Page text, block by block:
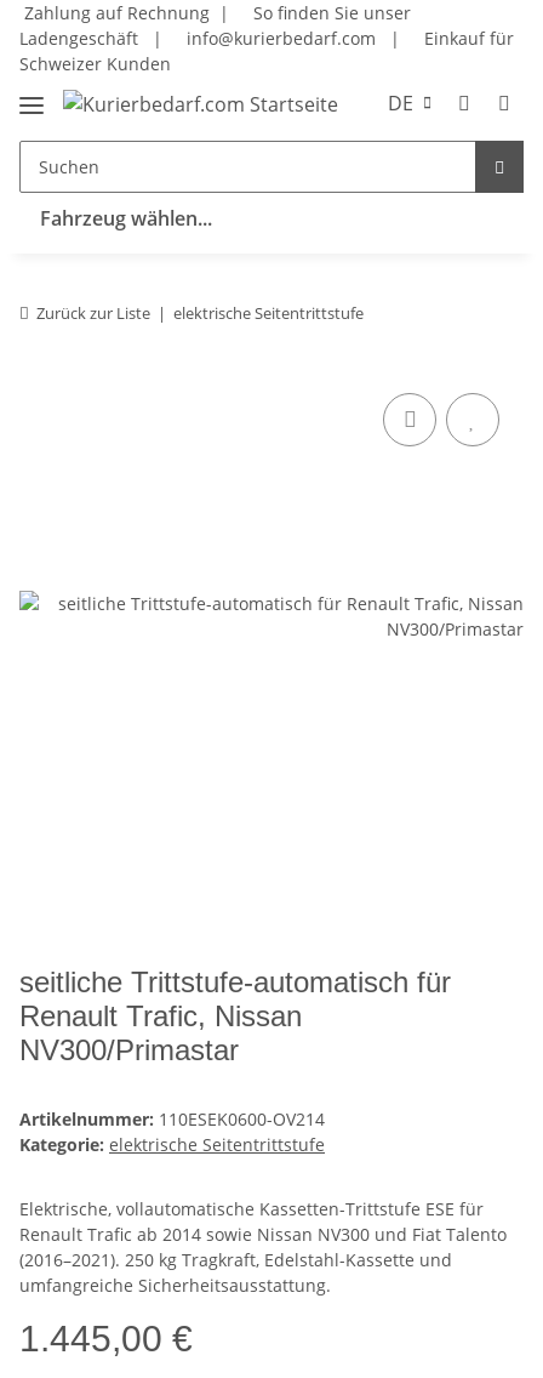
Zahlung auf Rechnung |
So finden Sie unser
Ladengeschäft
| info@kurierbedarf.com |
Einkauf für
Schweizer Kunden
DE
Fahrzeug wählen...
Zurück zur Liste elektrische Seitentrittstufe
seitliche Trittstufe-automatisch für
Renault Trafic, Nissan
NV300/Primastar
Artikelnummer: 110ESEK0600-OV214
Kategorie: elektrische Seitentrittstufe
Elektrische, vollautomatische Kassetten-Trittstufe ESE für
Renault Trafic ab 2014 sowie Nissan NV300 und Fiat Talento
(2016–2021). 250 kg Tragkraft, Edelstahl-Kassette und
umfangreiche Sicherheitsausstattung.
1.445,00 €